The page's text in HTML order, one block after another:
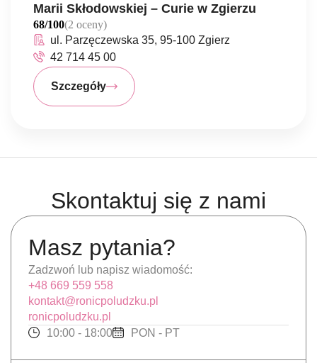
Marii Skłodowskiej – Curie w Zgierzu
68/100(2 oceny)
ul. Parzęczewska 35, 95-100 Zgierz
42 714 45 00
Szczegóły
Skontaktuj się z nami
Masz pytania?
Zadzwoń lub napisz wiadomość:
+48 669 559 558
kontakt@ronicpoludzku.pl
ronicpoludzku.pl
10:00 - 18:00
PON - PT